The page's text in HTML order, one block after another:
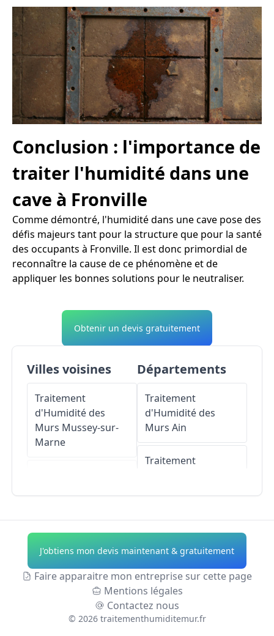
Conclusion : l'importance de
traiter l'humidité dans une
cave à Fronville
Comme démontré, l'humidité dans une cave pose des
défis majeurs tant pour la structure que pour la santé
des occupants à Fronville. Il est donc primordial de
reconnaître la cause de ce phénomène et de
appliquer les bonnes solutions pour le neutraliser.
Obtenir un devis gratuitement
Villes voisines
Traitement
d'Humidité des
Murs Mussey-sur-
Marne
Traitement
d'Humidité des
MursSaint-Urbain-
Maconcourt
Traitement
Départements
Traitement
d'Humidité des
Murs Ain
Traitement
Traitement
d'Humidité des
Murs Allier
Traitement
d'Humidité des
MursAlpes-de-
J'obtiens mon devis maintenant & gratuitement
Faire apparaitre mon entreprise sur cette page
Mentions légales
Contactez nous
© 2026 traitementhumiditemur.fr